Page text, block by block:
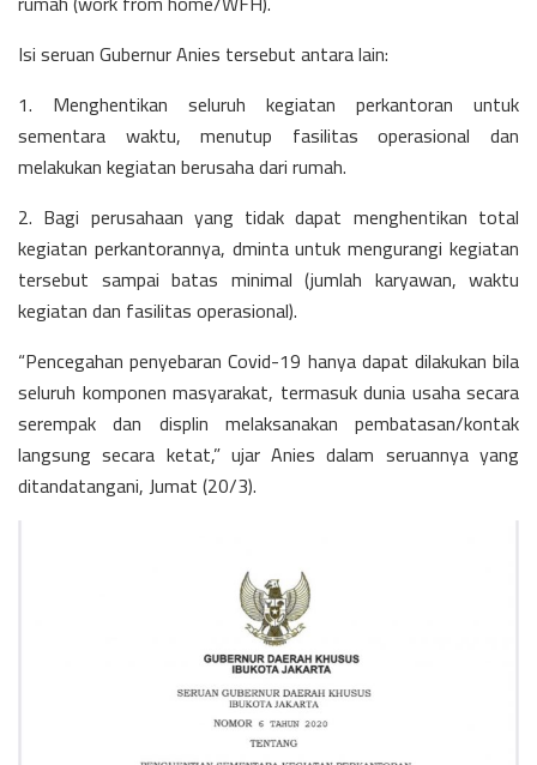
Isi seruan Gubernur Anies tersebut antara lain:
1. Menghentikan seluruh kegiatan perkantoran untuk
sementara waktu, menutup fasilitas operasional dan
melakukan kegiatan berusaha dari rumah.
2. Bagi perusahaan yang tidak dapat menghentikan total
kegiatan perkantorannya, dminta untuk mengurangi kegiatan
tersebut sampai batas minimal (jumlah karyawan, waktu
kegiatan dan fasilitas operasional).
“Pencegahan penyebaran Covid-19 hanya dapat dilakukan bila
seluruh komponen masyarakat, termasuk dunia usaha secara
serempak dan displin melaksanakan pembatasan/kontak
langsung secara ketat,” ujar Anies dalam seruannya yang
ditandatangani, Jumat (20/3).